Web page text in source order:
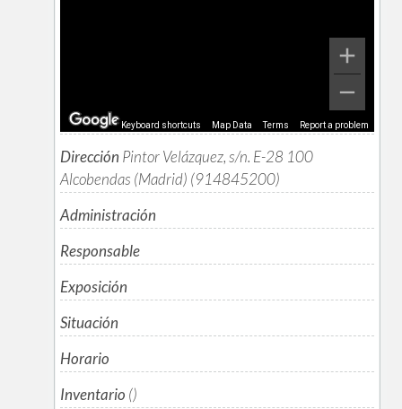
Keyboard shortcuts Map Data Terms Report a problem
Dirección Pintor Velázquez, s/n. E-28 100
Alcobendas (Madrid) (914845200)
Administración
Responsable
Exposición
Situación
Horario
Inventario ()